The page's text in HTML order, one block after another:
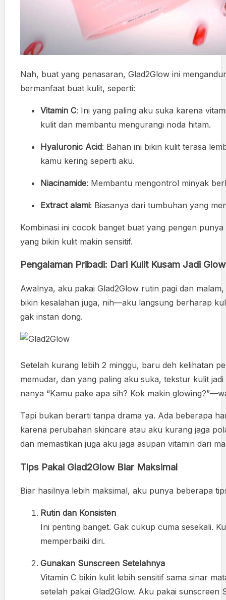
Nah, buat yang penasaran, Glad2Glow ini
bermanfaat buat kulit, seperti:
Vitamin C: Ini yang paling aku suka karena
kulit dan membantu mengurangi noda hitam.
Hyaluronic Acid: Bahan ini bikin kulit terasa
kamu kering seperti aku.
Niacinamide: Membantu mengontrol minyak
Extract alami: Biasanya dari tumbuhan yang
Kombinasi ini cocok banget buat yang pengen
yang bikin kulit makin sensitif.
Pengalaman Pribadi: Dari Kulit Kusam Jadi
Awalnya, aku pakai Glad2Glow rutin pagi dan
bikin kesalahan juga, nih—aku langsung berharap
gak instan dong.
Setelah kurang lebih 2 minggu, baru deh kelihatan
memudar, dan yang paling aku suka, tekstur kulit
nanya “Kamu pake apa sih? Kok makin
Tapi bukan berarti tanpa drama ya. Ada beberapa
karena perubahan skincare atau aku kurang jaga
dan memastikan juga aku jaga asupan vitamin dari
Tips Pakai Glad2Glow Biar Maksimal
Biar hasilnya lebih maksimal, aku punya beberapa
Rutin dan Konsisten
Ini penting banget. Gak cukup cuma sesekali.
memperbaiki diri.
Gunakan Sunscreen Setelahnya
Vitamin C bikin kulit lebih sensitif sama sinar
setelah pakai Glad2Glow. Aku pakai sunscreen